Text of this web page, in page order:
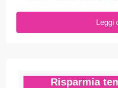
Leggi
Risparmia